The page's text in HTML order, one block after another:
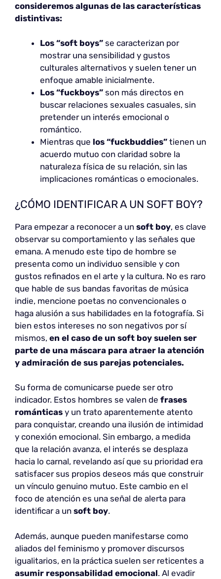
consideremos algunas de las características
distintivas:
Los “soft boys” se caracterizan por
mostrar una sensibilidad y gustos
culturales alternativos y suelen tener un
enfoque amable inicialmente.
Los “fuckboys” son más directos en
buscar relaciones sexuales casuales, sin
pretender un interés emocional o
romántico.
Mientras que los “fuckbuddies” tienen un
acuerdo mutuo con claridad sobre la
naturaleza física de su relación, sin las
implicaciones románticas o emocionales.
¿CÓMO IDENTIFICAR A UN SOFT BOY?
Para empezar a reconocer a un soft boy, es clave
observar su comportamiento y las señales que
emana. A menudo este tipo de hombre se
presenta como un individuo sensible y con
gustos refinados en el arte y la cultura. No es raro
que hable de sus bandas favoritas de música
indie, mencione poetas no convencionales o
haga alusión a sus habilidades en la fotografía. Si
bien estos intereses no son negativos por sí
mismos, en el caso de un soft boy suelen ser
parte de una máscara para atraer la atención
y admiración de sus parejas potenciales.
Su forma de comunicarse puede ser otro
indicador. Estos hombres se valen de frases
románticas y un trato aparentemente atento
para conquistar, creando una ilusión de intimidad
y conexión emocional. Sin embargo, a medida
que la relación avanza, el interés se desplaza
hacia lo carnal, revelando así que su prioridad era
satisfacer sus propios deseos más que construir
un vínculo genuino mutuo. Este cambio en el
foco de atención es una señal de alerta para
identificar a un soft boy.
Además, aunque pueden manifestarse como
aliados del feminismo y promover discursos
igualitarios, en la práctica suelen ser reticentes a
asumir responsabilidad emocional. Al evadir